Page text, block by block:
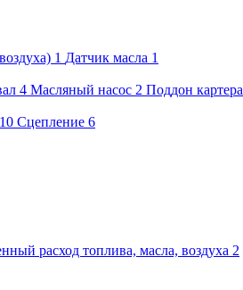
1 Датчик масла 1
4 Масляный насос 2 Поддон картера
10 Сцепление 6
расход топлива, масла, воздуха 2